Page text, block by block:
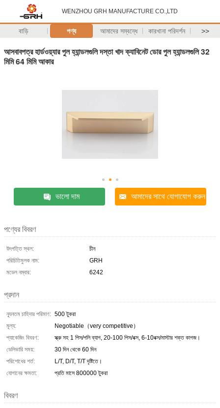
WENZHOU GRH MANUFACTURE CO.,LTD
বাড়ি পণ্য আমাদের সম্বন্ধে কারখানা পরিদর্শন >>
আসবাবপত্র হার্ডওয়্যার পুল হ্যান্ডলগুলি দস্তা খাদ ক্যাবিনেট ডোর পুল হ্যান্ডলগুলি 32
মিমি 64 মিমি আকার
ভালো দাম আমাদের সাথে যোগাযোগ করুন
পণ্যের বিবরণ
উৎপত্তি স্থল:
চীন
পরিচিতিমুলক নাম:
GRH
মডেল নম্বার:
6242
প্রদান
ন্যূনতম চাহিদার পরিমাণ: 500 টুকরা
মূল্য:
Negotiable（very competitive）
প্যাকেজিং বিবরণ:
স্ক্রু সহ 1 পিস/পলি ব্যাগ, 20-100 পিস/বক্স, 6-10বক্স/মাস্টার শক্ত কাগজ।
ডেলিভারি সময়:
30 দিন থেকে 60 দিন
পরিশোধের শর্ত:
L/T, D/T, T/T দৃষ্টিতে।
যোগানের ক্ষমতা:
প্রতি মাসে 800000 টুকরা
বিবরণ